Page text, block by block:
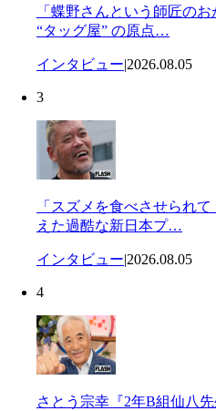
「蝶野さんという師匠の
“タッグ屋” の原点…
インタビュー|2026.08.05
3
「スズメを食べさせられ
えた過酷な新日本プ…
インタビュー|2026.08.05
4
さとう宗幸『2年B組仙八